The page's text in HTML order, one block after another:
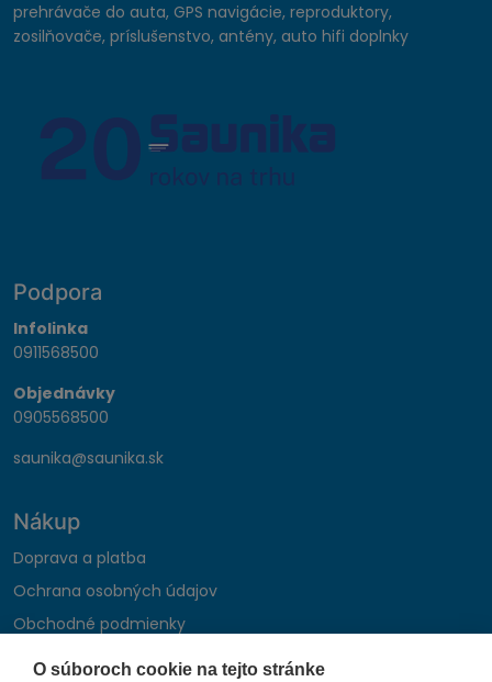
O súboroch cookie na tejto stránke
prehrávače do auta, GPS navigácie, reproduktory,
zosilňovače, príslušenstvo, antény, auto hifi doplnky
Podpora
Infolinka
0911568500
Objednávky
0905568500
saunika@saunika.sk
Nákup
Doprava a platba
Ochrana osobných údajov
Obchodné podmienky
Reklamačný poriadok